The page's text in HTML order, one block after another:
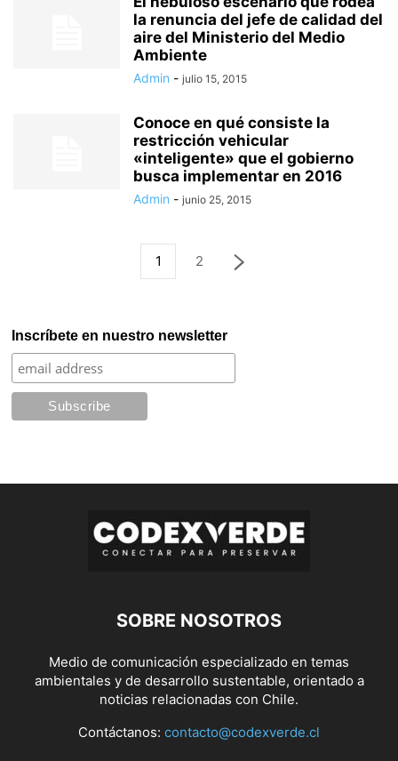
la renuncia del jefe de calidad del
aire del Ministerio del Medio
Ambiente
Admin - julio 15, 2015
Conoce en qué consiste la
restricción vehicular
«inteligente» que el gobierno
busca implementar en 2016
Admin - junio 25, 2015
1 2
Inscríbete en nuestro newsletter
SOBRE NOSOTROS
Medio de comunicación especializado en temas
ambientales y de desarrollo sustentable, orientado a
noticias relacionadas con Chile.
Contáctanos: contacto@codexverde.cl